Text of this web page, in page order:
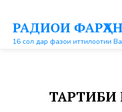
контентуРАДИОИ
16 сол дар фазои иттилоотии